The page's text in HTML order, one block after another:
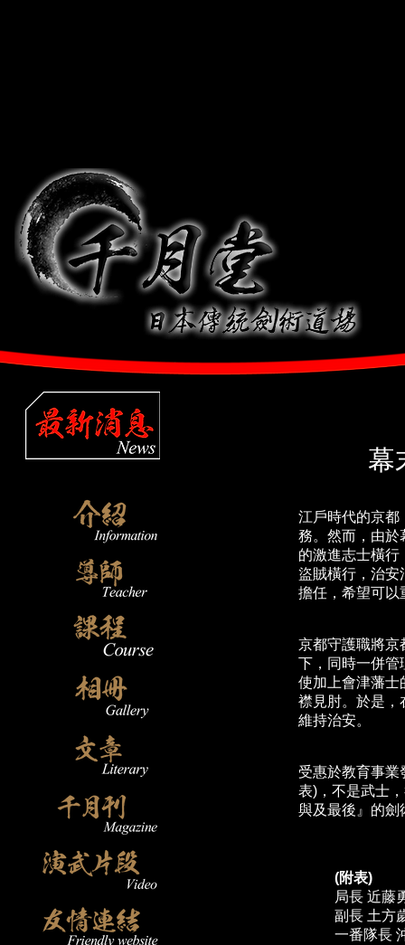
幕
江戶時代的京都
務。然而，由於
的激進志士橫行
盜賊橫行，治安
擔任，希望可以
京都守護職將京
下，同時一併管
使加上會津藩士
襟見肘。於是，
維持治安。
受惠於教育事業
表)，不是武士
與及最後』的劍
(附表)
局長 近藤
副長 土方
一番隊長